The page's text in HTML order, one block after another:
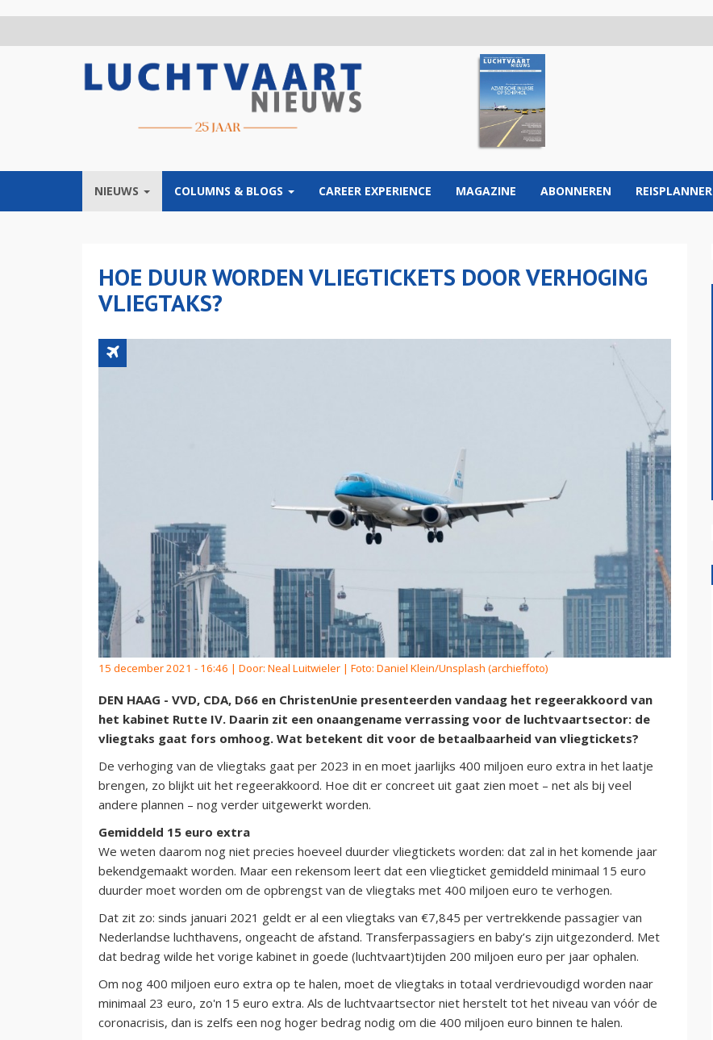
NIEUWS COLUMNS & BLOGS CAREER EXPERIENCE MAGAZINE ABONNEREN REISPLANNER
HOE DUUR WORDEN VLIEGTICKETS DOOR VERHOGING
VLIEGTAKS?
15 december 2021 - 16:46 | Door: Neal Luitwieler | Foto: Daniel Klein/Unsplash (archieffoto)
DEN HAAG - VVD, CDA, D66 en ChristenUnie presenteerden vandaag het regeerakkoord van
het kabinet Rutte IV. Daarin zit een onaangename verrassing voor de luchtvaartsector: de
vliegtaks gaat fors omhoog. Wat betekent dit voor de betaalbaarheid van vliegtickets?
De verhoging van de vliegtaks gaat per 2023 in en moet jaarlijks 400 miljoen euro extra in het laatje
brengen, zo blijkt uit het regeerakkoord. Hoe dit er concreet uit gaat zien moet – net als bij veel
andere plannen – nog verder uitgewerkt worden.
Gemiddeld 15 euro extra
We weten daarom nog niet precies hoeveel duurder vliegtickets worden: dat zal in het komende jaar
bekendgemaakt worden. Maar een rekensom leert dat een vliegticket gemiddeld minimaal 15 euro
duurder moet worden om de opbrengst van de vliegtaks met 400 miljoen euro te verhogen.
Dat zit zo: sinds januari 2021 geldt er al een vliegtaks van €7,845 per vertrekkende passagier van
Nederlandse luchthavens, ongeacht de afstand. Transferpassagiers en baby’s zijn uitgezonderd. Met
dat bedrag wilde het vorige kabinet in goede (luchtvaart)tijden 200 miljoen euro per jaar ophalen.
Om nog 400 miljoen euro extra op te halen, moet de vliegtaks in totaal verdrievoudigd worden naar
minimaal 23 euro, zo'n 15 euro extra. Als de luchtvaartsector niet herstelt tot het niveau van vóór de
coronacrisis, dan is zelfs een nog hoger bedrag nodig om die 400 miljoen euro binnen te halen.